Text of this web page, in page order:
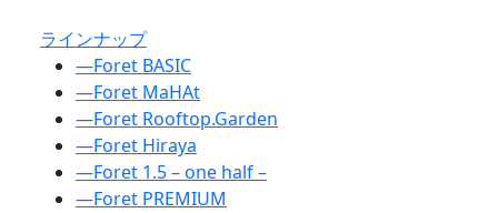
ラインナップ
―Foret BASIC
―Foret MaHAt
―Foret Rooftop.Garden
―Foret Hiraya
―Foret 1.5 – one half –
―Foret PREMIUM